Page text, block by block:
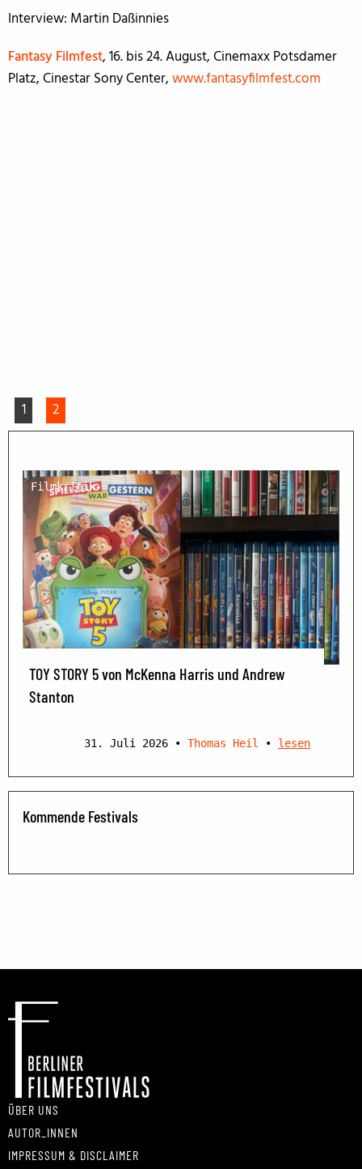
Interview: Martin Daßinnies
Fantasy Filmfest, 16. bis 24. August, Cinemaxx Potsdamer
Platz, Cinestar Sony Center,www.fantasyfilmfest.com
1 2
Filmkritik
TOY STORY 5 von McKenna Harris und Andrew
Stanton
31. Juli 2026 • Thomas Heil • lesen
Kommende Festivals
ÜBER UNS
AUTOR_INNEN
IMPRESSUM & DISCLAIMER